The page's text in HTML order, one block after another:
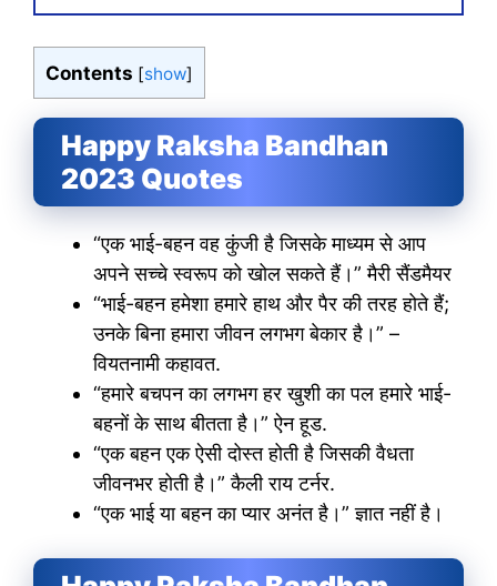
Contents [show]
Happy Raksha Bandhan
2023 Quotes
“एक भाई-बहन वह कुंजी है जिसके माध्यम से आप
अपने सच्चे स्वरूप को खोल सकते हैं।” मैरी सैंडमैयर
“भाई-बहन हमेशा हमारे हाथ और पैर की तरह होते हैं;
उनके बिना हमारा जीवन लगभग बेकार है।” –
वियतनामी कहावत.
“हमारे बचपन का लगभग हर खुशी का पल हमारे भाई-
बहनों के साथ बीतता है।” ऐन हूड.
“एक बहन एक ऐसी दोस्त होती है जिसकी वैधता
जीवनभर होती है।” कैली राय टर्नर.
“एक भाई या बहन का प्यार अनंत है।” ज्ञात नहीं है।